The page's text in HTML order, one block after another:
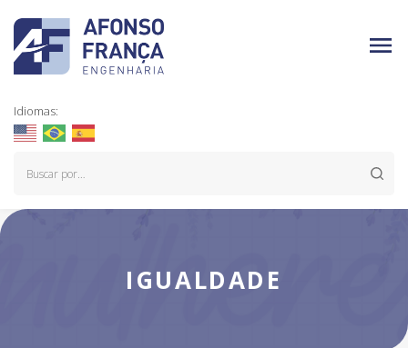
Idiomas:
IGUALDADE